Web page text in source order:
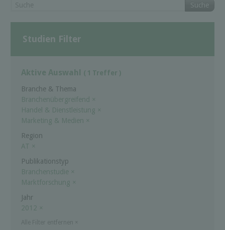
Suche
Studien Filter
Aktive Auswahl ( 1 Treffer )
Branche & Thema
Branchenübergreifend
×
Handel & Dienstleistung ×
Marketing & Medien ×
Region
AT ×
Publikationstyp
Branchenstudie ×
Marktforschung ×
Jahr
2012 ×